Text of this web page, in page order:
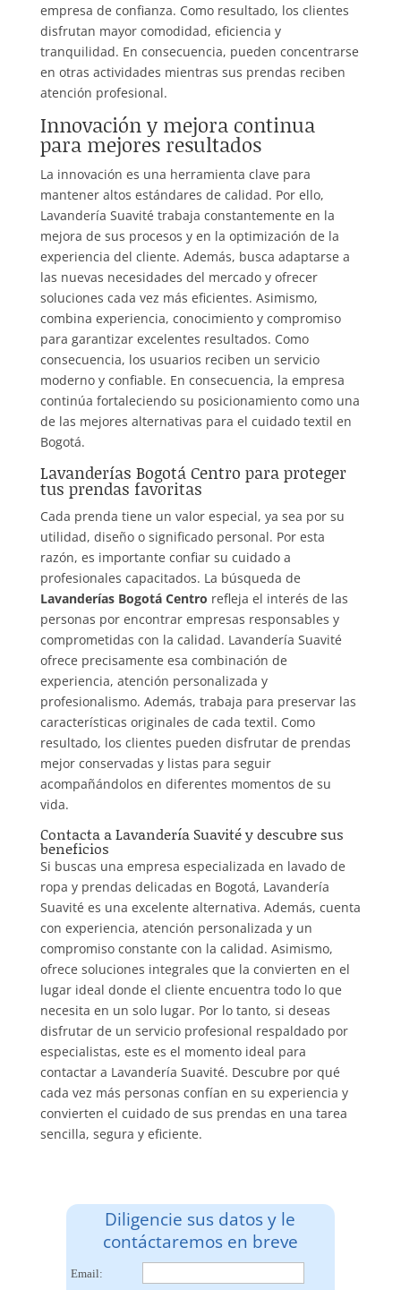
empresa de confianza. Como resultado, los clientes
disfrutan mayor comodidad, eficiencia y
tranquilidad. En consecuencia, pueden concentrarse
en otras actividades mientras sus prendas reciben
atención profesional.
Innovación y mejora continua
para mejores resultados
La innovación es una herramienta clave para
mantener altos estándares de calidad. Por ello,
Lavandería Suavité trabaja constantemente en la
mejora de sus procesos y en la optimización de la
experiencia del cliente. Además, busca adaptarse a
las nuevas necesidades del mercado y ofrecer
soluciones cada vez más eficientes. Asimismo,
combina experiencia, conocimiento y compromiso
para garantizar excelentes resultados. Como
consecuencia, los usuarios reciben un servicio
moderno y confiable. En consecuencia, la empresa
continúa fortaleciendo su posicionamiento como una
de las mejores alternativas para el cuidado textil en
Bogotá.
Lavanderías Bogotá Centro para proteger
tus prendas favoritas
Cada prenda tiene un valor especial, ya sea por su
utilidad, diseño o significado personal. Por esta
razón, es importante confiar su cuidado a
profesionales capacitados. La búsqueda de
Lavanderías Bogotá Centro refleja el interés de las
personas por encontrar empresas responsables y
comprometidas con la calidad. Lavandería Suavité
ofrece precisamente esa combinación de
experiencia, atención personalizada y
profesionalismo. Además, trabaja para preservar las
características originales de cada textil. Como
resultado, los clientes pueden disfrutar de prendas
mejor conservadas y listas para seguir
acompañándolos en diferentes momentos de su
vida.
Contacta a Lavandería Suavité y descubre sus
beneficios
Si buscas una empresa especializada en lavado de
ropa y prendas delicadas en Bogotá, Lavandería
Suavité es una excelente alternativa. Además, cuenta
con experiencia, atención personalizada y un
compromiso constante con la calidad. Asimismo,
ofrece soluciones integrales que la convierten en el
lugar ideal donde el cliente encuentra todo lo que
necesita en un solo lugar. Por lo tanto, si deseas
disfrutar de un servicio profesional respaldado por
especialistas, este es el momento ideal para
contactar a Lavandería Suavité. Descubre por qué
cada vez más personas confían en su experiencia y
convierten el cuidado de sus prendas en una tarea
sencilla, segura y eficiente.
Diligencie sus datos y le
contáctaremos en breve
Email: